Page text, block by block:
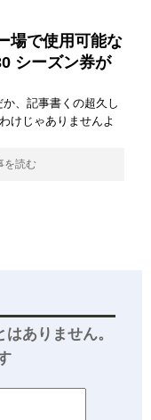
場で使用可能な
シーズン券が
、記事書くの超久し
けじゃありませんよ
を読む
ありません。